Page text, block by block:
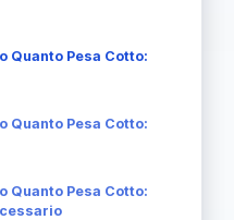
Quanto Pesa Cotto:
Quanto Pesa Cotto:
Quanto Pesa Cotto: